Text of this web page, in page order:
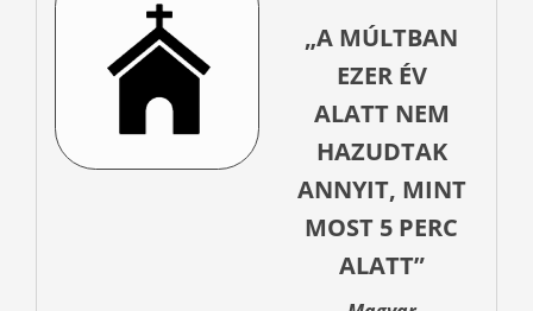
„A MÚLTBAN
EZER ÉV
ALATT NEM
HAZUDTAK
ANNYIT, MINT
MOST 5 PERC
ALATT”